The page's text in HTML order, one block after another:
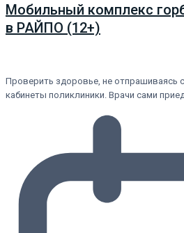
Мобильный комплекс
в РАЙПО (12+)
Проверить здоровье, не отпрашиваясь
кабинеты поликлиники. Врачи сами